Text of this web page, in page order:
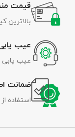
قیمت
بالاترین
عیب
عیب یابی
ضمانت
استفاده